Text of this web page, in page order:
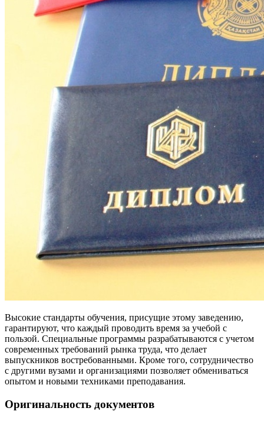
Высокие стандарты обучения, присущие этому заведению,
гарантируют, что каждый проводить время за учебой с
пользой. Специальные программы разрабатываются с учетом
современных требований рынка труда, что делает
выпускников востребованными. Кроме того, сотрудничество
с другими вузами и организациями позволяет обмениваться
опытом и новыми техниками преподавания.
Оригинальность документов